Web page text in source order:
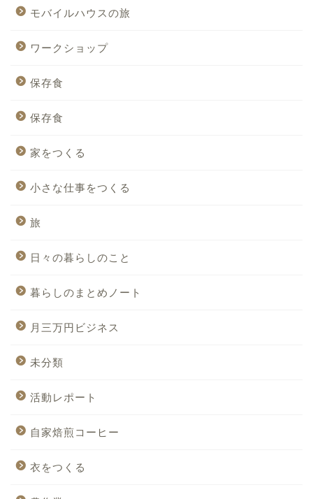
モバイルハウスの旅
ワークショップ
保存食
保存食
家をつくる
小さな仕事をつくる
旅
日々の暮らしのこと
暮らしのまとめノート
月三万円ビジネス
未分類
活動レポート
自家焙煎コーヒー
衣をつくる